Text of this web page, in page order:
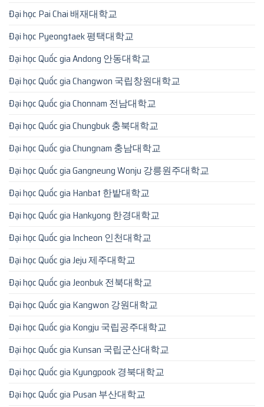
Đại học Pai Chai 배재대학교
Đại học Pyeongtaek 평택대학교
Đại học Quốc gia Andong 안동대학교
Đại học Quốc gia Changwon 국립창원대학교
Đại học Quốc gia Chonnam 전남대학교
Đại học Quốc gia Chungbuk 충북대학교
Đại học Quốc gia Chungnam 충남대학교
Đại học Quốc gia Gangneung Wonju 강릉원주대학교
Đại học Quốc gia Hanbat 한밭대학교
Đại học Quốc gia Hankyong 한경대학교
Đại học Quốc gia Incheon 인천대학교
Đại học Quốc gia Jeju 제주대학교
Đại học Quốc gia Jeonbuk 전북대학교
Đại học Quốc gia Kangwon 강원대학교
Đại học Quốc gia Kongju 국립공주대학교
Đại học Quốc gia Kunsan 국립군산대학교
Đại học Quốc gia Kyungpook 경북대학교
Đại học Quốc gia Pusan 부산대학교